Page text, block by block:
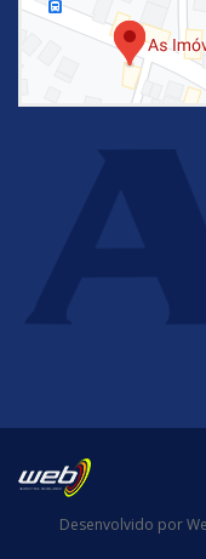
Desenvolvido por